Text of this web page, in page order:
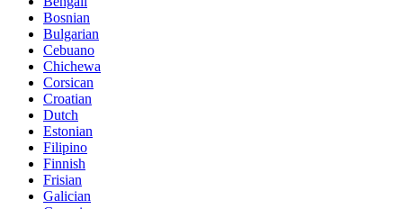
Bosnian
Bulgarian
Cebuano
Chichewa
Corsican
Croatian
Dutch
Estonian
Filipino
Finnish
Frisian
Galician